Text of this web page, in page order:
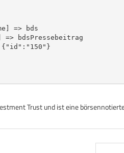
=> bds
=> bdsPressebeitrag
Trust und ist eine